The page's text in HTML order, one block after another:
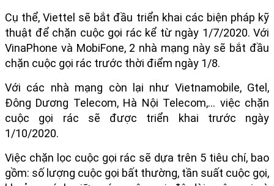
Cụ thể, Viettel sẽ bắt đầu triển khai các biện pháp kỹ
thuật để chặn cuộc gọi rác kể từ ngày 1/7/2020. Với
VinaPhone và MobiFone, 2 nhà mạng này sẽ bắt đầu
chặn cuộc gọi rác trước thời điểm ngày 1/8.
Với các nhà mạng còn lại như Vietnamobile, Gtel,
Đông Dương Telecom, Hà Nội Telecom,... việc chặn
cuộc gọi rác sẽ được triển khai trước ngày
1/10/2020.
Việc chặn lọc cuộc gọi rác sẽ dựa trên 5 tiêu chí, bao
gồm: số lượng cuộc gọi bất thường, tần suất cuộc gọi,